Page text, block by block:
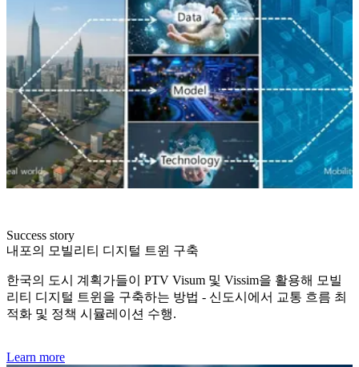
Success story
내포의 모빌리티 디지털 트윈 구축
한국의 도시 계획가들이 PTV Visum 및 Vissim을 활용해 모빌
리티 디지털 트윈을 구축하는 방법 - 신도시에서 교통 흐름 최
적화 및 정책 시뮬레이션 수행.
Learn more